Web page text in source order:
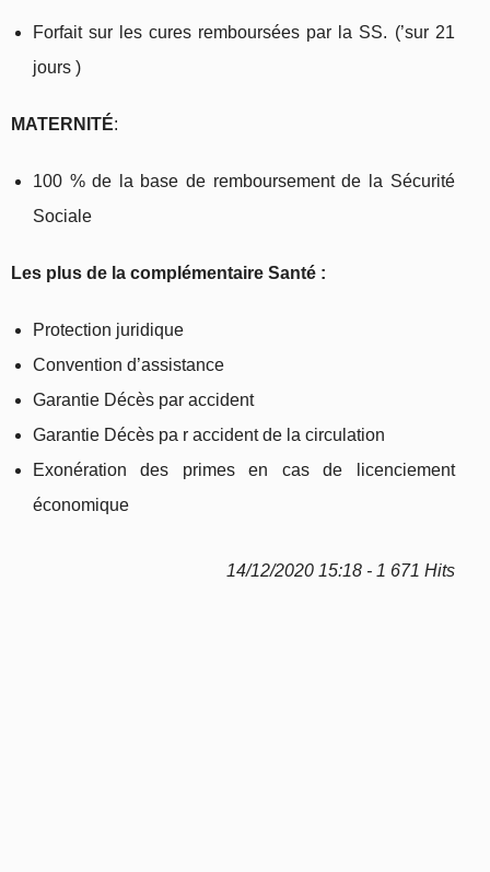
Forfait sur les cures remboursées par la SS. (’sur 21
jours )
MATERNITÉ:
100 % de la base de remboursement de la Sécurité
Sociale
Les plus de la complémentaire Santé :
Protection juridique
Convention d’assistance
Garantie Décès par accident
Garantie Décès pa r accident de la circulation
Exonération des primes en cas de licenciement
économique
14/12/2020 15:18 - 1 671 Hits